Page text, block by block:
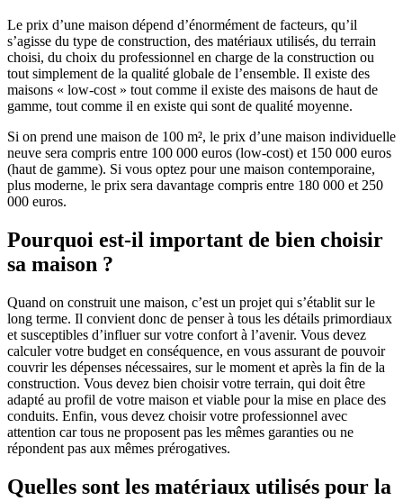
Le prix d’une maison dépend d’énormément de facteurs, qu’il
s’agisse du type de construction, des matériaux utilisés, du terrain
choisi, du choix du professionnel en charge de la construction ou
tout simplement de la qualité globale de l’ensemble. Il existe des
maisons « low-cost » tout comme il existe des maisons de haut de
gamme, tout comme il en existe qui sont de qualité moyenne.
Si on prend une maison de 100 m², le prix d’une maison individuelle
neuve sera compris entre 100 000 euros (low-cost) et 150 000 euros
(haut de gamme). Si vous optez pour une maison contemporaine,
plus moderne, le prix sera davantage compris entre 180 000 et 250
000 euros.
Pourquoi est-il important de bien choisir
sa maison ?
Quand on construit une maison, c’est un projet qui s’établit sur le
long terme. Il convient donc de penser à tous les détails primordiaux
et susceptibles d’influer sur votre confort à l’avenir. Vous devez
calculer votre budget en conséquence, en vous assurant de pouvoir
couvrir les dépenses nécessaires, sur le moment et après la fin de la
construction. Vous devez bien choisir votre terrain, qui doit être
adapté au profil de votre maison et viable pour la mise en place des
conduits. Enfin, vous devez choisir votre professionnel avec
attention car tous ne proposent pas les mêmes garanties ou ne
répondent pas aux mêmes prérogatives.
Quelles sont les matériaux utilisés pour la